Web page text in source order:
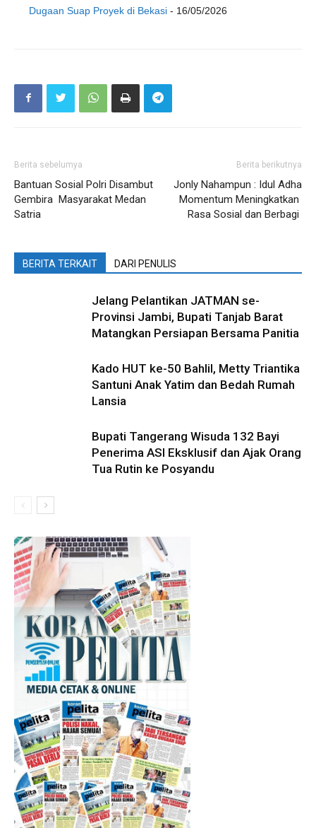
Dugaan Suap Proyek di Bekasi - 16/05/2026
Berita sebelumya
Bantuan Sosial Polri Disambut
Gembira Masyarakat Medan
Satria
Berita berikutnya
Jonly Nahampun : Idul Adha
Momentum Meningkatkan
Rasa Sosial dan Berbagi
BERITA TERKAIT DARI PENULIS
Jelang Pelantikan JATMAN se-
Provinsi Jambi, Bupati Tanjab Barat
Matangkan Persiapan Bersama Panitia
Kado HUT ke-50 Bahlil, Metty Triantika
Santuni Anak Yatim dan Bedah Rumah
Lansia
Bupati Tangerang Wisuda 132 Bayi
Penerima ASI Eksklusif dan Ajak Orang
Tua Rutin ke Posyandu